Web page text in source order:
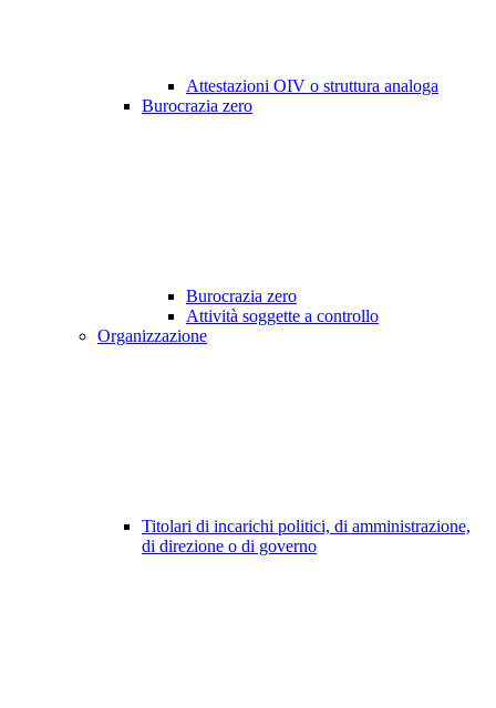
Attestazioni OIV o struttura analoga
Burocrazia zero
Burocrazia zero
Attività soggette a controllo
Organizzazione
Titolari di incarichi politici, di amministrazione,
di direzione o di governo